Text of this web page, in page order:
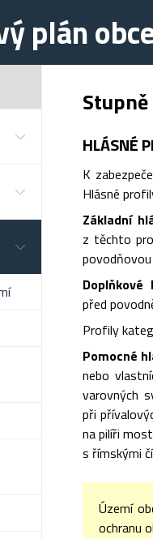
plán
HLÁSNÉ
K
Hlásné
Základní
z těchto
před
Profily
Pomocné
nebo
varovných
při
na pilíři
s římskými
Území
ochranu